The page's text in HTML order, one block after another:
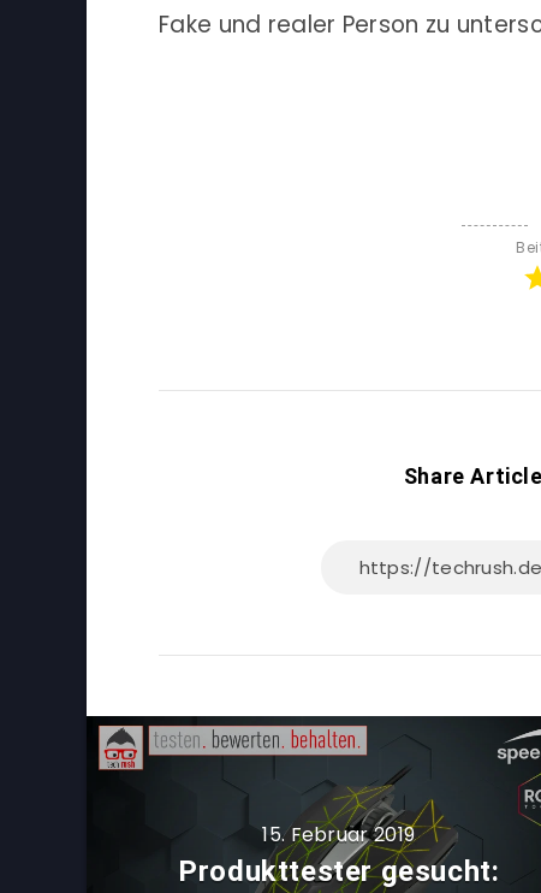
Fake und realer Person zu
Share
15. Februar 2019
Produkttester gesucht: